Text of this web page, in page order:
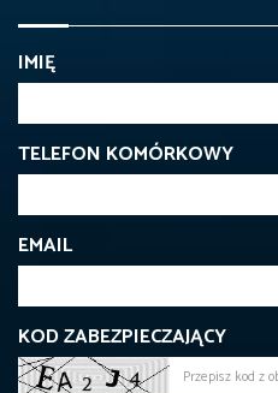
IMIĘ
TELEFON KOMÓRKOWY
EMAIL
KOD ZABEZPIECZAJĄCY